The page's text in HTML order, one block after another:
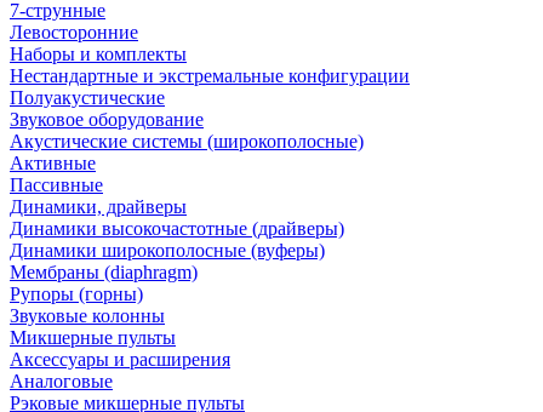
7-струнные
Левосторонние
Наборы и комплекты
Нестандартные и экстремальные конфигурации
Полуакустические
Звуковое оборудование
Акустические системы (широкополосные)
Активные
Пассивные
Динамики, драйверы
Динамики высокочастотные (драйверы)
Динамики широкополосные (вуферы)
Мембраны (diaphragm)
Рупоры (горны)
Звуковые колонны
Микшерные пульты
Аксессуары и расширения
Аналоговые
Рэковые микшерные пульты